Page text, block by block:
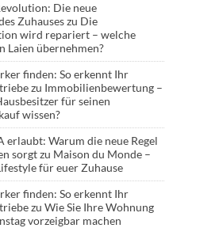
Die neue
Zuhauseszu Die
wird repariert – welche
Laien übernehmen?
finden: So erkennt Ihr
zu Immobilienbewertung –
für seinen
wissen?
erlaubt: Warum die neue Regel
sorgtzu Maison du Monde –
für euer Zuhause
finden: So erkennt Ihr
zu Wie Sie Ihre Wohnung
vorzeigbar machen